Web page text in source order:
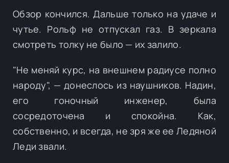
Обзор кончился. Дальше только на удаче и
чутье. Рольф не отпускал газ. В зеркала
смотреть толку не было — их залило.
"Не меняй курс, на внешнем радиусе полно
народу", — донеслось из наушников. Надин,
его гоночный инженер, была
сосредоточена и спокойна. Как,
собственно, и всегда, не зря же ее Ледяной
Леди звали.